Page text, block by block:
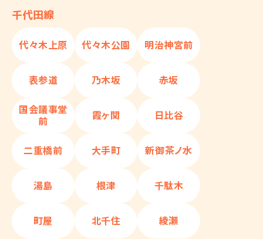
千代田線
代々木上原 代々木公園 明治神宮前
表参道 乃木坂 赤坂
国会議事堂
前
霞ヶ関 日比谷
二重橋前 大手町 新御茶ノ水
湯島 根津 千駄木
町屋 北千住 綾瀬